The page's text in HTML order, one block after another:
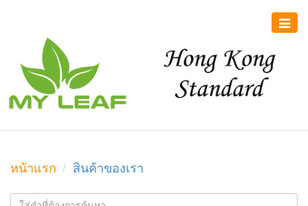
Toggle
หน้าแรก สินค้าของเรา